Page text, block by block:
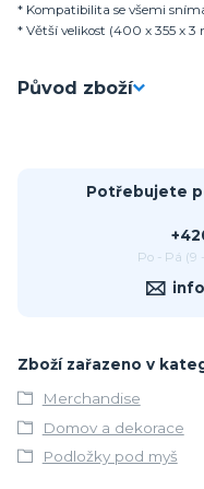
* Kompatibilita se všemi
* Větší velikost (400 x 355 x 3
Původ zboží
Potřebujete
Po - Pá (9
Zboží zařazeno v
Merchandise
Domov a dekorace
Podložky pod myš